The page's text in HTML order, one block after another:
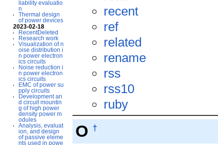
liability evaluatio
n
Thermal design
of power devices
2023-02-18
RecentDeleted
Research work
Visualization of n
oise distribution i
n power electron
ics circuits
Noise reduction i
n power electron
ics circuits
EMC of power su
pply circuits
Development an
d circuit mountin
g of high power
density power m
odules
Analysis, evaluat
ion, and design
of passive eleme
nts used in powe
recent
ref
related
rename
rss
rss10
ruby
O †